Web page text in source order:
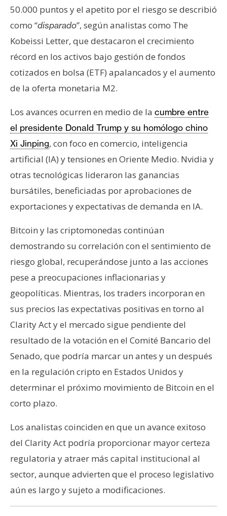
50.000 puntos y el apetito por el riesgo se describió
como “disparado”, según analistas como The
Kobeissi Letter, que destacaron el crecimiento
récord en los activos bajo gestión de fondos
cotizados en bolsa (ETF) apalancados y el aumento
de la oferta monetaria M2.
Los avances ocurren en medio de la cumbre entre
el presidente Donald Trump y su homólogo chino
Xi Jinping, con foco en comercio, inteligencia
artificial (IA) y tensiones en Oriente Medio. Nvidia y
otras tecnológicas lideraron las ganancias
bursátiles, beneficiadas por aprobaciones de
exportaciones y expectativas de demanda en IA.
Bitcoin y las criptomonedas continúan
demostrando su correlación con el sentimiento de
riesgo global, recuperándose junto a las acciones
pese a preocupaciones inflacionarias y
geopolíticas. Mientras, los traders incorporan en
sus precios las expectativas positivas en torno al
Clarity Act y el mercado sigue pendiente del
resultado de la votación en el Comité Bancario del
Senado, que podría marcar un antes y un después
en la regulación cripto en Estados Unidos y
determinar el próximo movimiento de Bitcoin en el
corto plazo.
Los analistas coinciden en que un avance exitoso
del Clarity Act podría proporcionar mayor certeza
regulatoria y atraer más capital institucional al
sector, aunque advierten que el proceso legislativo
aún es largo y sujeto a modificaciones.